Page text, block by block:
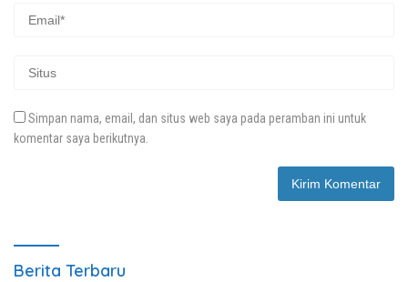
Simpan nama, email, dan situs web saya pada peramban ini untuk
komentar saya berikutnya.
Berita Terbaru